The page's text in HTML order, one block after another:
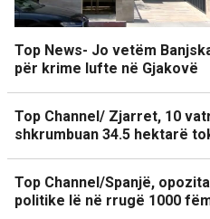
Top News- Jo vetëm
për krime lufte në Gjakovë
Top Channel/ Zjarret, 10
shkrumbuan 34.5 hektarë
Top Channel/Spanjë,
politike lë në rrugë 1000